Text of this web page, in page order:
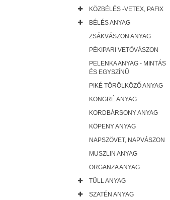
KÖZBÉLÉS -VETEX, PAFIX
BÉLÉS ANYAG
ZSÁKVÁSZON ANYAG
PÉKIPARI VETŐVÁSZON
PELENKA ANYAG - MINTÁS
ÉS EGYSZÍNŰ
PIKÉ TÖRÖLKÖZŐ ANYAG
KONGRÉ ANYAG
KORDBÁRSONY ANYAG
KÖPENY ANYAG
NAPSZÖVET, NAPVÁSZON
MUSZLIN ANYAG
ORGANZA ANYAG
TÜLL ANYAG
SZATÉN ANYAG